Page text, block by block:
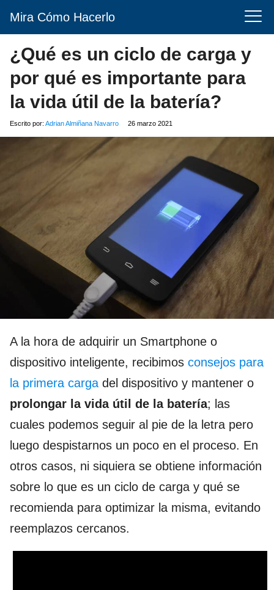
Mira Cómo Hacerlo
¿Qué es un ciclo de carga y
por qué es importante para
la vida útil de la batería?
Escrito por: Adrian Almiñana Navarro 26 marzo 2021
A la hora de adquirir un Smartphone o
dispositivo inteligente, recibimos consejos para
la primera cargadel dispositivo y mantener o
prolongar la vida útil de la batería; las
cuales podemos seguir al pie de la letra pero
luego despistarnos un poco en el proceso. En
otros casos, ni siquiera se obtiene información
sobre lo que es un ciclo de carga y qué se
recomienda para optimizar la misma, evitando
reemplazos cercanos.